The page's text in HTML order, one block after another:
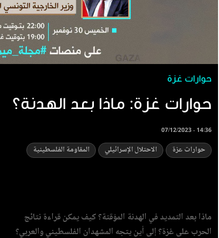
حوارات غزة
حوارات غزة: ماذا بعد الهدنة؟
07/12/2023 - 14:36
حوارات عزة الاحتلال الإسرائيلي المقاومة الفلسطينية
ماذا بعد التمديد في الهدنة المؤقتة؟ كيف يمكن قراءة نتائج
الحرب على غزة؟ إلى أين يتجه المشهدان الفلسطيني والعربي؟